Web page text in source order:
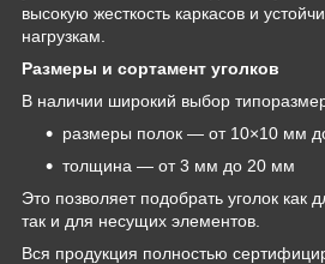
высокую жесткость каркасов и
нагрузкам.
Размеры и сортамент уголков
В наличии широкий выбор
размеры полок — от 10×10 мм
толщина — от 3 мм до 20 мм
Это позволяет подобрать уголок как
так и для несущих элементов.
Вся продукция полностью